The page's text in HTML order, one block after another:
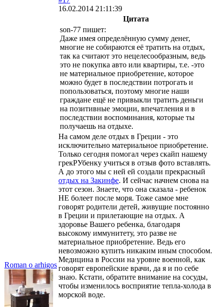
Roman o arhigos
16.02.2014 21:11:39
Цитата
son-77 пишет:
Даже имея определённую сумму денег,
многие не собираются её тратить на отдых,
так ка считают это нецелесообразным, ведь
это не покупка авто или квартиры, т.е. -это
не материальное приобретение, которое
можно будет в последствии потрогать и
попользоваться, поэтому многие наши
граждане ещё не привыкли тратить деньги
на позитивные эмоции, впечатления и в
последствии воспоминания, которые ты
получаешь на отдыхе.
На самом деле отдых в Греции - это
исключительно материальное приобретение.
Только сегодня помогал через скайп нашему
грекРУбенку учиться в отзыв фото вставлять.
А до этого мы с ней ей создали прекрасный
отдых на Закинфе. И сейчас начнем снова на
этот сезон. Знаете, что она сказала - ребенок
НЕ болеет после моря. Тоже самое мне
говорят родители детей, живущие постоянно
в Греции и прилетающие на отдых. А
здоровье Вашего ребенка, благодаря
высокому иммунитету, это разве не
материальное приобретение. Ведь его
невозможно купить никаким иным способом.
Медицина в России на уровне военной, как
говорят европейские врачи, да я и по себе
знаю. Кстати, обратите внимание на сосуды,
чтобы изменилось восприятие тепла-холода в
морской воде.